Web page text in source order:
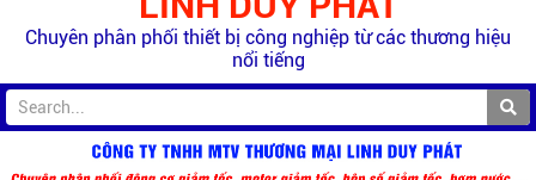
Chuyên phân phối thiết bị công nghiệp từ các thương hiệu
nổi tiếng